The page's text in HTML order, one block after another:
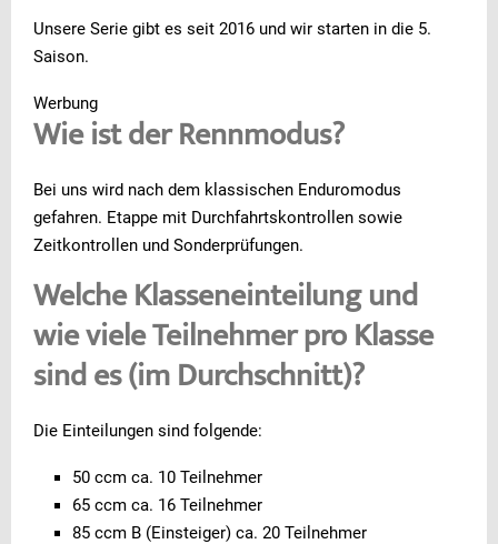
Unsere Serie gibt es seit 2016 und wir starten in die 5.
Saison.
Werbung
Wie ist der Rennmodus?
Bei uns wird nach dem klassischen Enduromodus
gefahren. Etappe mit Durchfahrtskontrollen sowie
Zeitkontrollen und Sonderprüfungen.
Welche Klasseneinteilung und
wie viele Teilnehmer pro Klasse
sind es (im Durchschnitt)?
Die Einteilungen sind folgende:
50 ccm ca. 10 Teilnehmer
65 ccm ca. 16 Teilnehmer
85 ccm B (Einsteiger) ca. 20 Teilnehmer